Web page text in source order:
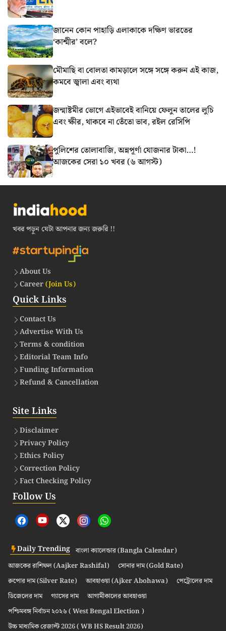
জানেন কোন পাহাড়ি এলাকাকে দক্ষিণ ভারতের
‘কাশ্মীর’ বলে?
মৌমাছি বা বোলতা কামড়ালে সঙ্গে সঙ্গে করুন এই কাজ,
কমবে জ্বালা এবং ব্যথা
জন্মাষ্টমীর ভোগে এইভাবেই বানিয়ে ফেলুন তালের লুচি
এবং ক্ষীর, থাকবে না তেঁতো ভাব, রইল রেসিপি
পুলিশের তোলাবাজি, অন্নপূর্ণা যোজনার টাকা…!
আজকের সেরা ১০ খবর (৬ আগস্ট)
খবর পড়ুন যেটা আপনার জন্য জরুরি !!
About Us
Career(Join Us)
Quick Links
Contact Us
Advertise With Us
Terms & condition
Editorial Team Info
Funding Information
Refund & Cancellation
Site Links
Disclaimer
Privacy Policy
Ethics Policy
Correction Policy
Fact Checking Policy
Follow Us
Daily Trending বাংলা ক্যালেন্ডার (Bangla Calendar)
আজকের রাশিফল (Aajker Rashifal)
সোনার দাম (Gold Rate)
রুপোর দাম (Silver Rate)
আবহাওয়া (Ajker Abohawa)
পেট্রোলের দাম
ডিজেলের দাম
গ্যাসের দাম
আগামীকালের আবহাওয়া
পশ্চিমবঙ্গ নির্বাচন ২০২৬ ( West Bengal Election )
উচ্চ মাধ্যমিক রেজাল্ট 2026 ( WB HS Result 2026)